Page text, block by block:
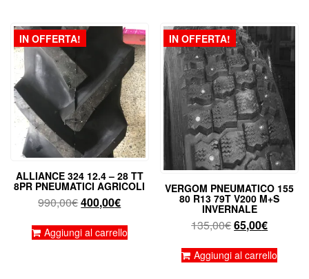
IN OFFERTA!
ALLIANCE 324 12.4 – 28 TT
8PR PNEUMATICI AGRICOLI
990,00€Il
originale
400,00€Il
attuale
Aggiungi al carrello
IN OFFERTA!
VERGOM PNEUMATICO 155
80 R13 79T V200 M+S
INVERNALE
135,00€Il
originale
65,00€Il
attuale
Aggiungi al carrello